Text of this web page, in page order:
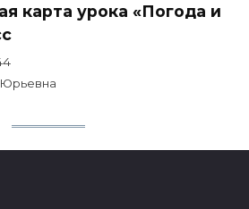
карта урока «Погода и